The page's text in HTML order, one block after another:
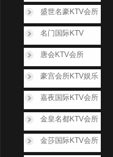
盛世名豪KTV会所
名门国际KTV
唐会KTV会所
豪宫会所KTV娱乐
嘉夜国际KTV会所
金皇名都KTV会所
金莎国际KTV会所